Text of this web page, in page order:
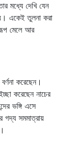
মধ্যে দেখি যেন
একেই তুলনা করা
রূপ মেলে আর
করেছেন।
করেছেন নাচের
ভঙ্গি এসে
গদ্য সমমাত্রায়